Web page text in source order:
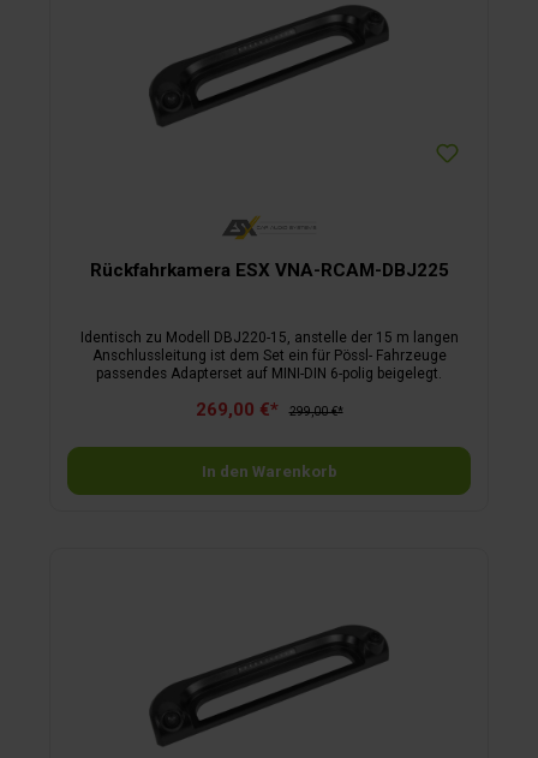
und 3 Funktionstasteninternes & externes Mikrofon2 | ESX
VMX1000DAB10,1“ (25,4 cm) Multi-Angle Touchscreen1-DIN
Media MoniceiverDrehknopf und 4
Funktionstastenabnehmbares Bedienteilverstellbarer
Bildschirmwinkelexternes Mikrofon
Rückfahrkamera ESX VNA-RCAM-DBJ225
Identisch zu Modell DBJ220-15, anstelle der 15 m langen
Anschlussleitung ist dem Set ein für Pössl- Fahrzeuge
passendes Adapterset auf MINI-DIN 6-polig beigelegt.
269,00 €* 299,00 €*
In den Warenkorb